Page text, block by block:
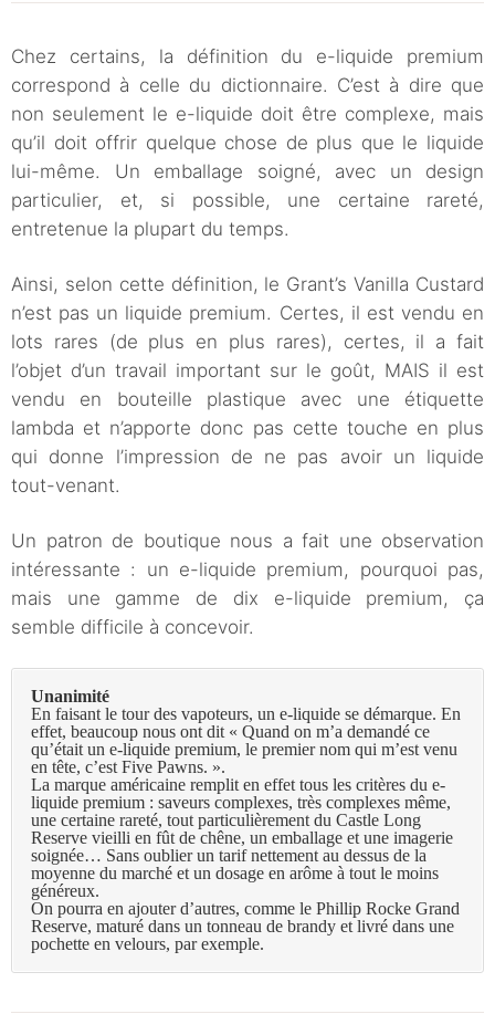
Chez certains, la définition du e-liquide premium
correspond à celle du dictionnaire. C’est à dire que
non seulement le e-liquide doit être complexe, mais
qu’il doit offrir quelque chose de plus que le liquide
lui-même. Un emballage soigné, avec un design
particulier, et, si possible, une certaine rareté,
entretenue la plupart du temps.
Ainsi, selon cette définition, le Grant’s Vanilla Custard
n’est pas un liquide premium. Certes, il est vendu en
lots rares (de plus en plus rares), certes, il a fait
l’objet d’un travail important sur le goût, MAIS il est
vendu en bouteille plastique avec une étiquette
lambda et n’apporte donc pas cette touche en plus
qui donne l’impression de ne pas avoir un liquide
tout-venant.
Un patron de boutique nous a fait une observation
intéressante : un e-liquide premium, pourquoi pas,
mais une gamme de dix e-liquide premium, ça
semble difficile à concevoir.
Unanimité
En faisant le tour des vapoteurs, un e-liquide se démarque. En
effet, beaucoup nous ont dit « Quand on m’a demandé ce
qu’était un e-liquide premium, le premier nom qui m’est venu
en tête, c’est Five Pawns. ».
La marque américaine remplit en effet tous les critères du e-
liquide premium : saveurs complexes, très complexes même,
une certaine rareté, tout particulièrement du Castle Long
Reserve vieilli en fût de chêne, un emballage et une imagerie
soignée… Sans oublier un tarif nettement au dessus de la
moyenne du marché et un dosage en arôme à tout le moins
généreux.
On pourra en ajouter d’autres, comme le Phillip Rocke Grand
Reserve, maturé dans un tonneau de brandy et livré dans une
pochette en velours, par exemple.